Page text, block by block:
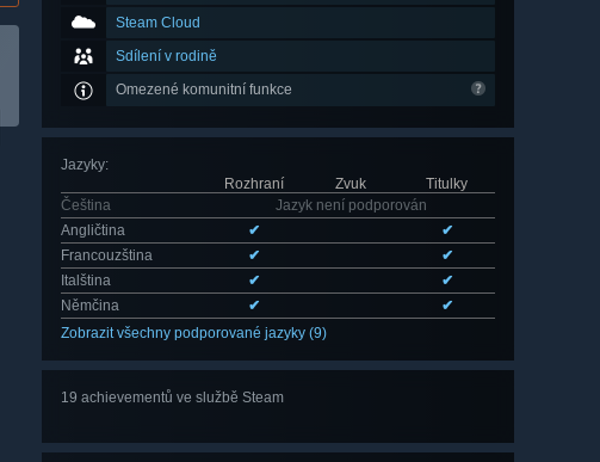
Steam Cloud
Sdílení v rodině
Omezené komunitní funkce
Jazyky:
Rozhraní
Zvuk
Titulky
Čeština
Jazyk není podporován
Angličtina
✔
✔
Francouzština
✔
✔
Italština
✔
✔
Němčina
✔
✔
Zobrazit všechny podporované jazyky (9)
19 achievementů ve službě Steam